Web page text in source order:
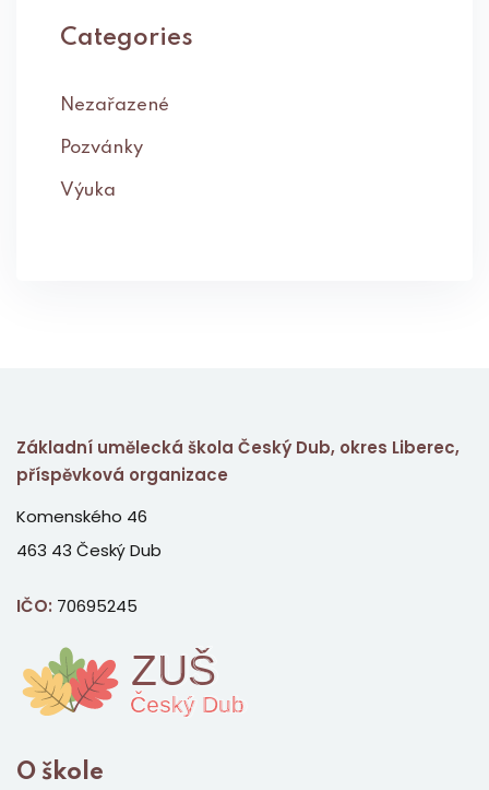
Categories
Nezařazené
Pozvánky
Výuka
Základní umělecká škola Český Dub, okres Liberec,
příspěvková organizace
Komenského 46
463 43 Český Dub
IČO: 70695245
O škole